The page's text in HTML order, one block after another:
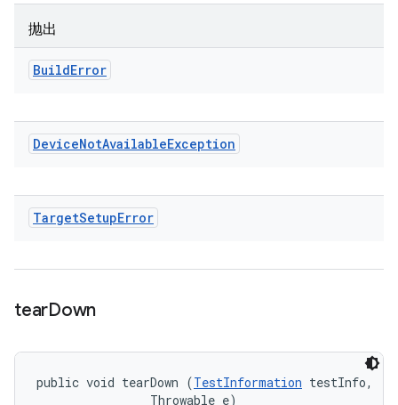
抛出
BuildError
DeviceNotAvailableException
TargetSetupError
tearDown
public void tearDown (TestInformation testInfo,
                Throwable e)